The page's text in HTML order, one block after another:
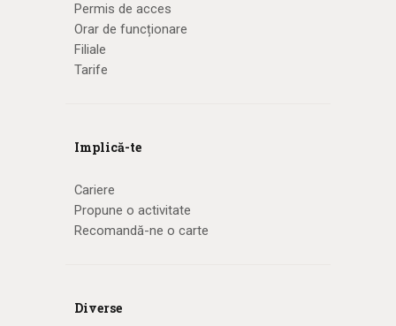
Permis de acces
Orar de funcționare
Filiale
Tarife
Implică-te
Cariere
Propune o activitate
Recomandă-ne o carte
Diverse